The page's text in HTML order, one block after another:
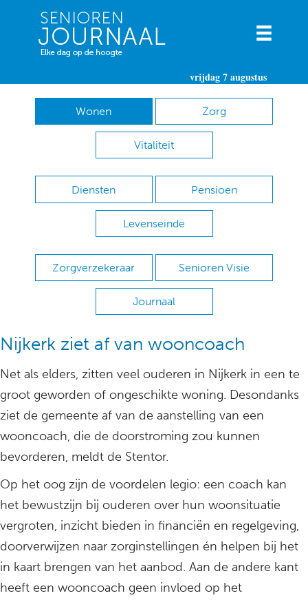
vrijdag 7 augustus
Wonen Zorg
Vitaliteit
Diensten Pensioen
Levenseinde
Zorgverzekeraar Senioren Visie
Journaal
Nijkerk ziet af van wooncoach
Net als elders, zitten veel ouderen in Nijkerk in een te
groot geworden of ongeschikte woning. Desondanks
ziet de gemeente af van de aanstelling van een
wooncoach, die de doorstroming zou kunnen
bevorderen, meldt de Stentor.
Op het oog zijn de voordelen legio: een coach kan
het bewustzijn bij ouderen over hun woonsituatie
vergroten, inzicht bieden in financiën en regelgeving,
doorverwijzen naar zorginstellingen én helpen bij het
in kaart brengen van het aanbod. Aan de andere kant
heeft een wooncoach geen invloed op het